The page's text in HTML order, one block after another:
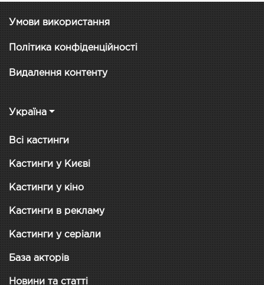
Умови використання
Політика конфіденційності
Видалення контенту
Україна
Всі кастинги
Кастинги у Києві
Кастинги у кіно
Кастинги в рекламу
Кастинги у серіали
База акторів
Новини та статті